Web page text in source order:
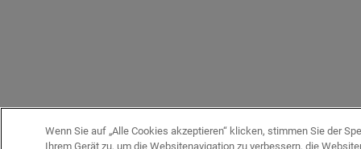
Wenn Sie auf „Alle Cookies akzeptieren“ klicken, stimmen Sie der
Ihrem Gerät zu, um die Websitenavigation zu verbessern, die